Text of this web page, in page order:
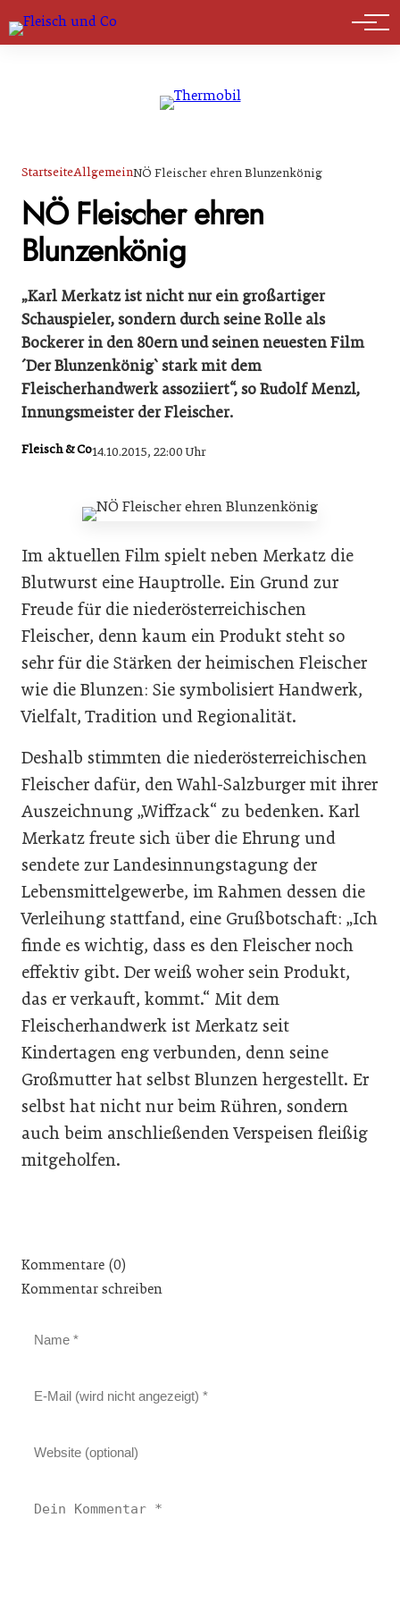
Marktführer
StartseiteAllgemeinNÖ Fleischer ehren Blunzenkönig
NÖ Fleischer ehren
Blunzenkönig
„Karl Merkatz ist nicht nur ein großartiger
Schauspieler, sondern durch seine Rolle als
Bockerer in den 80ern und seinen neuesten Film
´Der Blunzenkönig` stark mit dem
Fleischerhandwerk assoziiert“, so Rudolf Menzl,
Innungsmeister der Fleischer.
Fleisch & Co14.10.2015, 22:00 Uhr
Im aktuellen Film spielt neben Merkatz die
Blutwurst eine Hauptrolle. Ein Grund zur
Freude für die niederösterreichischen
Fleischer, denn kaum ein Produkt steht so
sehr für die Stärken der heimischen Fleischer
wie die Blunzen: Sie symbolisiert Handwerk,
Vielfalt, Tradition und Regionalität.
Deshalb stimmten die niederösterreichischen
Fleischer dafür, den Wahl-Salzburger mit ihrer
Auszeichnung „Wiffzack“ zu bedenken. Karl
Merkatz freute sich über die Ehrung und
sendete zur Landesinnungstagung der
Lebensmittelgewerbe, im Rahmen dessen die
Verleihung stattfand, eine Grußbotschaft: „Ich
finde es wichtig, dass es den Fleischer noch
effektiv gibt. Der weiß woher sein Produkt,
das er verkauft, kommt.“ Mit dem
Fleischerhandwerk ist Merkatz seit
Kindertagen eng verbunden, denn seine
Großmutter hat selbst Blunzen hergestellt. Er
selbst hat nicht nur beim Rühren, sondern
auch beim anschließenden Verspeisen fleißig
mitgeholfen.
Kommentare (0)
Kommentar schreiben